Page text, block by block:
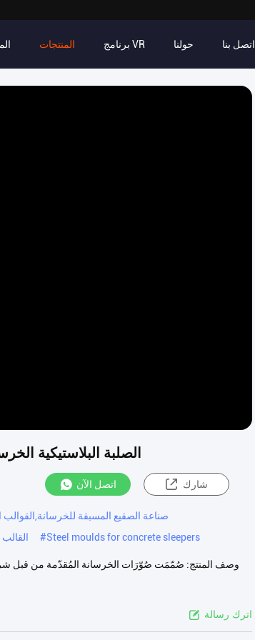
المنتجات برنامج VR حولنا اتصل بنا
الصلبة البلاستيكية
اتصل الآن شارك
صناعة الصقيع المسبقة
#Steel moulds for concrete sleepers
وصف المنتج: صُمّمَت صُوّرَات الخرسانة المُقدّمة من قبل
اترك رسالة